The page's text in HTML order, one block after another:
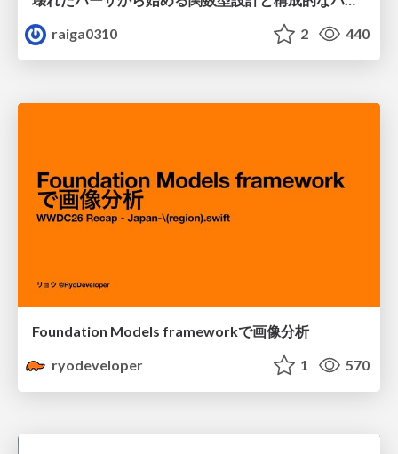
raiga0310
2 440
Foundation Models frameworkで画像分析
ryodeveloper
1 570